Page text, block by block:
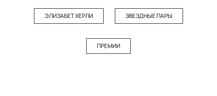
ЭЛИЗАБЕТ ХЕРЛИ ЗВЕЗДНЫЕ ПАРЫ
ПРЕМИИ